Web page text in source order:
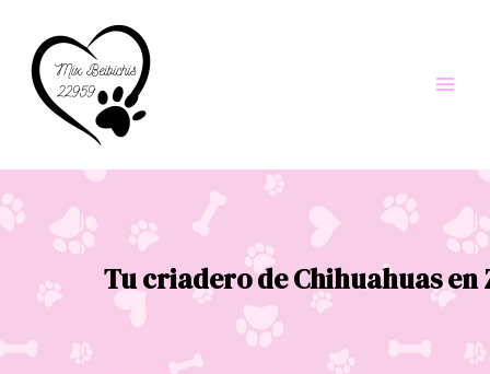
contenido
Tu criadero de Chihuahuas en